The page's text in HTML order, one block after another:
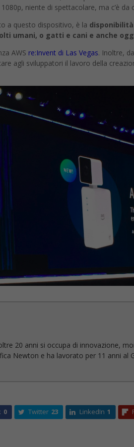
niente di spettacolare, ma c’è
a questo dispositivo, è la
umani, o gatti e cani e anche
AWS re:Invent di Las Vegas. Inoltre,
agli sviluppatori il lavoro della
20 anni si occupa di innovazione,
Newton e ha lavorato per 11 anni al
0 Twitter 23 LinkedIn 1